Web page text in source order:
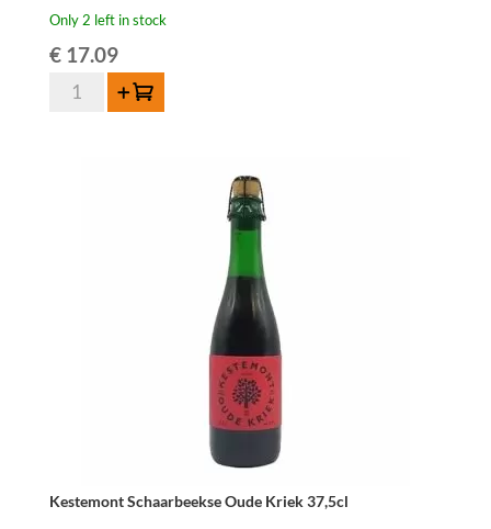
Only 2 left in stock
€17.09
KestemontAdd to cart
Kestemont Schaarbeekse Oude Kriek 37,5cl